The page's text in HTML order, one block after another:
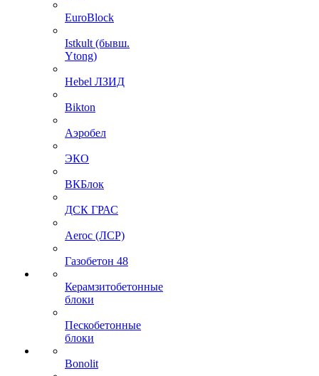
EuroBlock
Istkult (бывш.
Ytong)
Hebel ЛЗИД
Bikton
Аэробел
ЭКО
ВКБлок
ДСК ГРАС
Aeroc (ЛСР)
Газобетон 48
Керамзитобетонные
блоки
Пескобетонные
блоки
Bonolit